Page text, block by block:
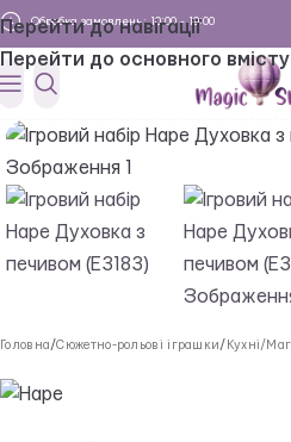
Перейти до навігації
Перейти до основного вмісту
Обробка замовлень: 10:00 - 19:00
Головна /Сюжетно-рольові іграшки / Кухні/